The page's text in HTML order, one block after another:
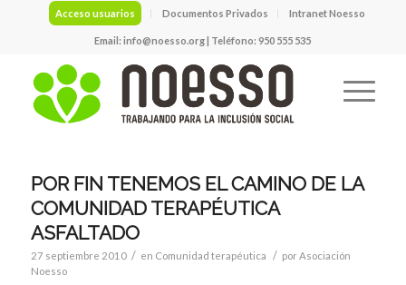
Acceso usuarios Documentos Privados Intranet Noesso
Email:info@noesso.org| Teléfono: 950 555 535
POR FIN TENEMOS EL CAMINO DE LA
COMUNIDAD TERAPÉUTICA
ASFALTADO
27 septiembre 2010 / en Comunidad terapéutica / porAsociación
Noesso